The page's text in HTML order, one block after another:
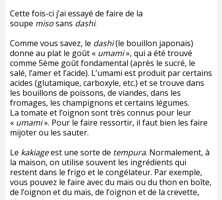
Cette fois-ci j’ai essayé de faire de la
soupe misosans dashi.
Comme vous savez, le dashi(le bouillon japonais)
donne au plat le goût « umami», qui a été trouvé
comme 5ème goût fondamental (après le sucré, le
salé, l’amer et l’acide). L’umami est produit par certains
acides (glutamique, carboxyle, etc.) et se trouve dans
les bouillons de poissons, de viandes, dans les
fromages, les champignons et certains légumes.
La tomate et l’oignon sont très connus pour leur
« umami». Pour le faire ressortir, il faut bien les faire
mijoter ou les sauter.
Le kakiageest une sorte de tempura. Normalement, à
la maison, on utilise souvent les ingrédients qui
restent dans le frigo et le congélateur. Par exemple,
vous pouvez le faire avec du maïs ou du thon en boîte,
de l’oignon et du maïs, de l’oignon et de la crevette,